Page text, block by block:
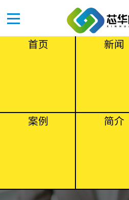
首页 新闻
案例 简介